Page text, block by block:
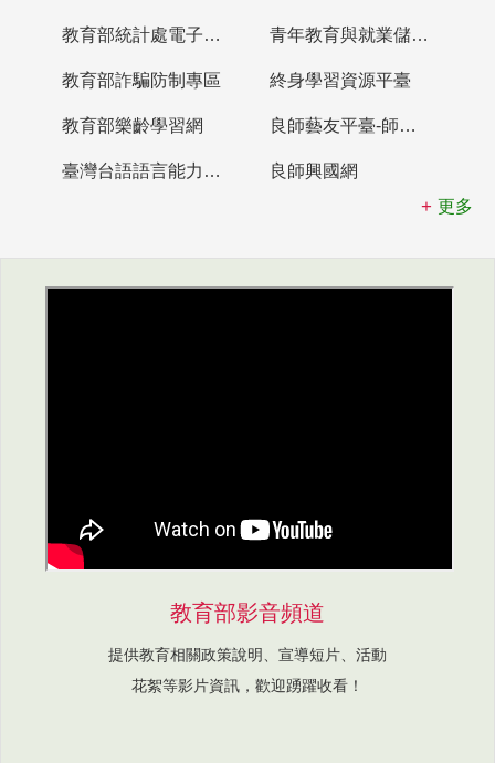
教育部統計處電子書櫃 青年教育與就業儲蓄帳戶
教育部詐騙防制專區 終身學習資源平臺
教育部樂齡學習網 良師藝友平臺-師資培育整合平臺
臺灣台語語言能力認證網站
良師興國網
更多
教育部影音頻道
提供教育相關政策說明、宣導短片、活動
花絮等影片資訊，歡迎踴躍收看！